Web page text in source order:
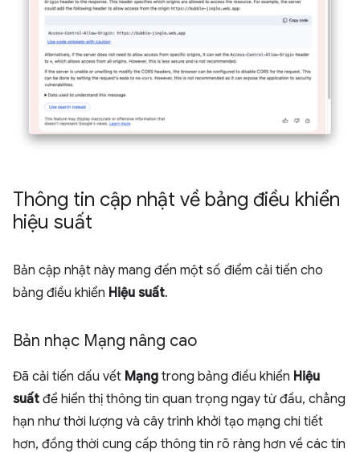
Thông tin cập nhật về bảng điều khiển
hiệu suất
Bản cập nhật này mang đến một số điểm cải tiến cho
bảng điều khiển Hiệu suất.
Bản nhạc Mạng nâng cao
Đã cải tiến dấu vết Mạng trong bảng điều khiển Hiệu
suất để hiển thị thông tin quan trọng ngay từ đầu, chẳng
hạn như thời lượng và cây trình khởi tạo mạng chi tiết
hơn, đồng thời cung cấp thông tin rõ ràng hơn về các tín